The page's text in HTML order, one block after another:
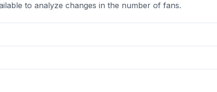
to analyze changes in the number of fans.